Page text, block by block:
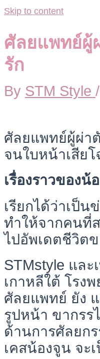
Skip to content
ศัลยแพทย์ผู้
รัก
By STM Style /
ศัลยแพทย์ผู้ผ่า
จนใบหน้าเสียโ
เรื่องราวของน้
เรียกได้ว่าเป็น
ทำให้จากคนที่
ไปอัพเดตชีวิตข
STMstyle แล
เกาหลีใต้ โรง
ศัลยแพทย์ ยัง
รูปหน้า ขากรร
ด้านการศัลยก
เคสน้องจูน จะ